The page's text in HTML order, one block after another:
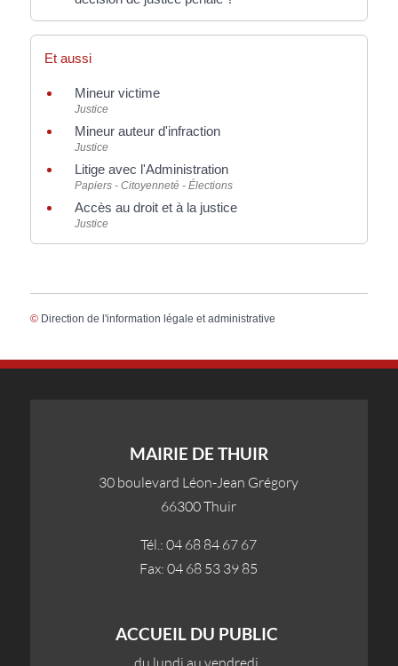
Et aussi
Mineur victime
Justice
Mineur auteur d'infraction
Justice
Litige avec l'Administration
Papiers - Citoyenneté - Élections
Accès au droit et à la justice
Justice
© Direction de l'information légale et administrative
MAIRIE DE THUIR
30 boulevard Léon-Jean Grégory
66300 Thuir
Tél.: 04 68 84 67 67
Fax: 04 68 53 39 85
ACCUEIL DU PUBLIC
du lundi au vendredi